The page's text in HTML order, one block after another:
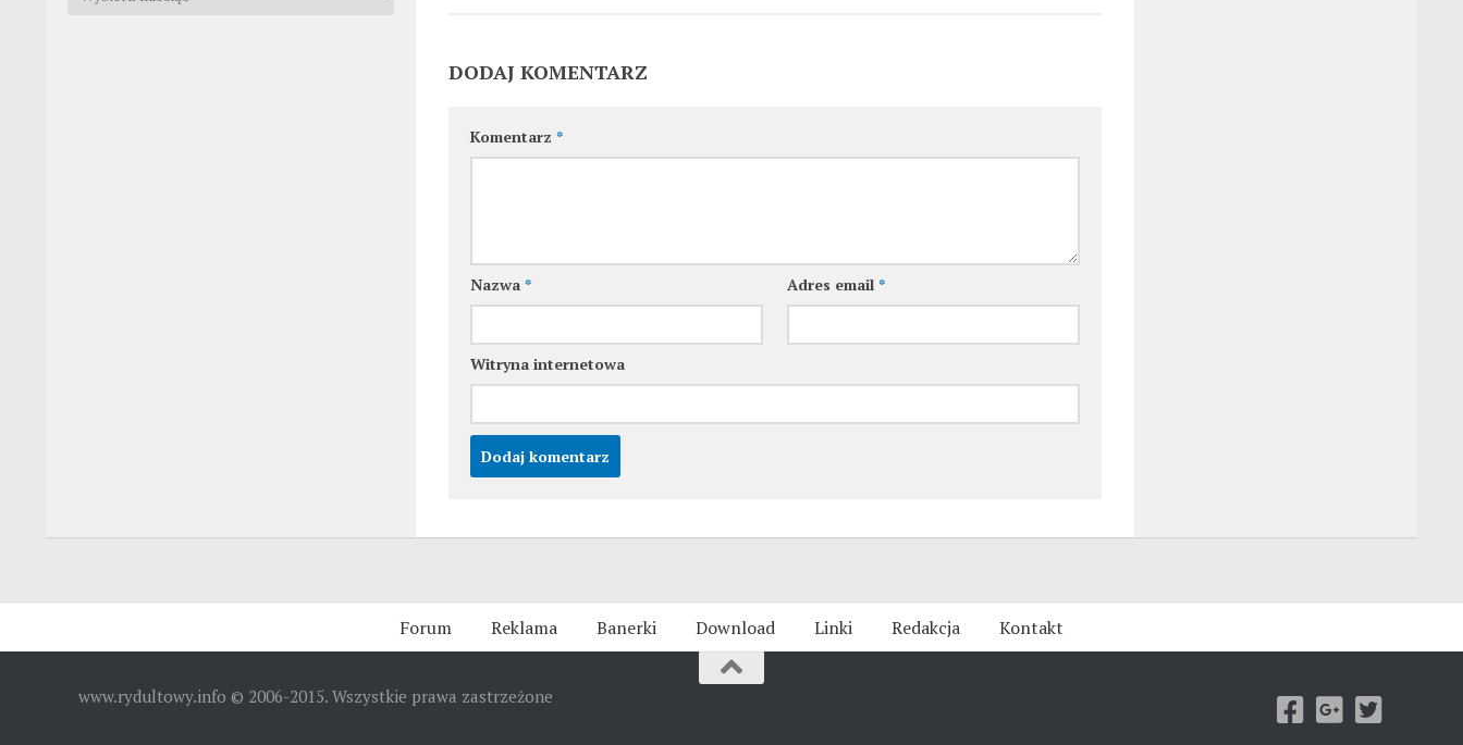
DODAJ KOMENTARZ
Komentarz *
Nazwa * Adres email*
Witryna internetowa
Forum Reklama Banerki Download Linki Redakcja Kontakt
www.rydultowy.info © 2006-2015. Wszystkie prawa zastrzeżone